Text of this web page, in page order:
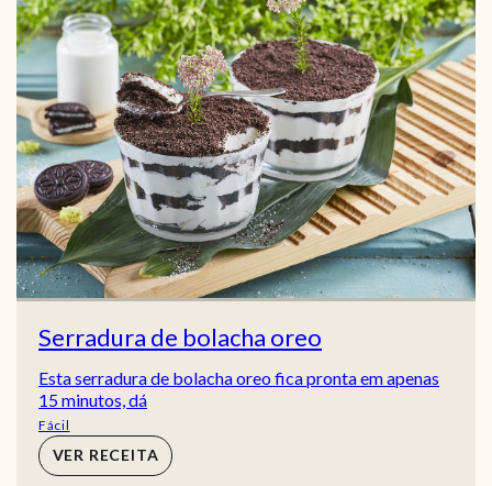
Serradura de bolacha oreo
Esta serradura de bolacha oreo fica pronta em apenas
15 minutos, dá
Fácil
VER RECEITA